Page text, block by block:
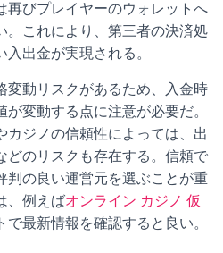
再びプレイヤーのウォレットへ
。これにより、第三者の決済処
出金が実現される。
変動リスクがあるため、入金時
変動する点に注意が必要だ。
カジノの信頼性によっては、出
どのリスクも存在する。信頼で
判の良い運営元を選ぶことが重
、例えばオンライン カジノ 仮
最新情報を確認すると良い。